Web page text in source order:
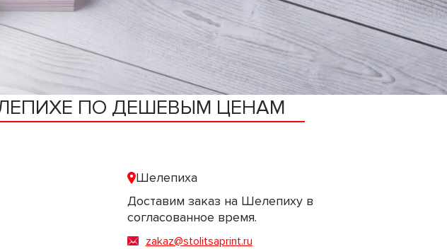
ПО ДЕШЕВЫМ ЦЕНАМ
Шелепиха
Доставим заказ на Шелепиху в
согласованное время.
zakaz@stolitsaprint.ru